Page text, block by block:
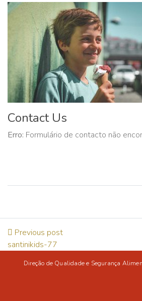
Contact Us
Erro: Formulário de contacto não
Previous post
santinikids-77
Direção de Qualidade e Segurança